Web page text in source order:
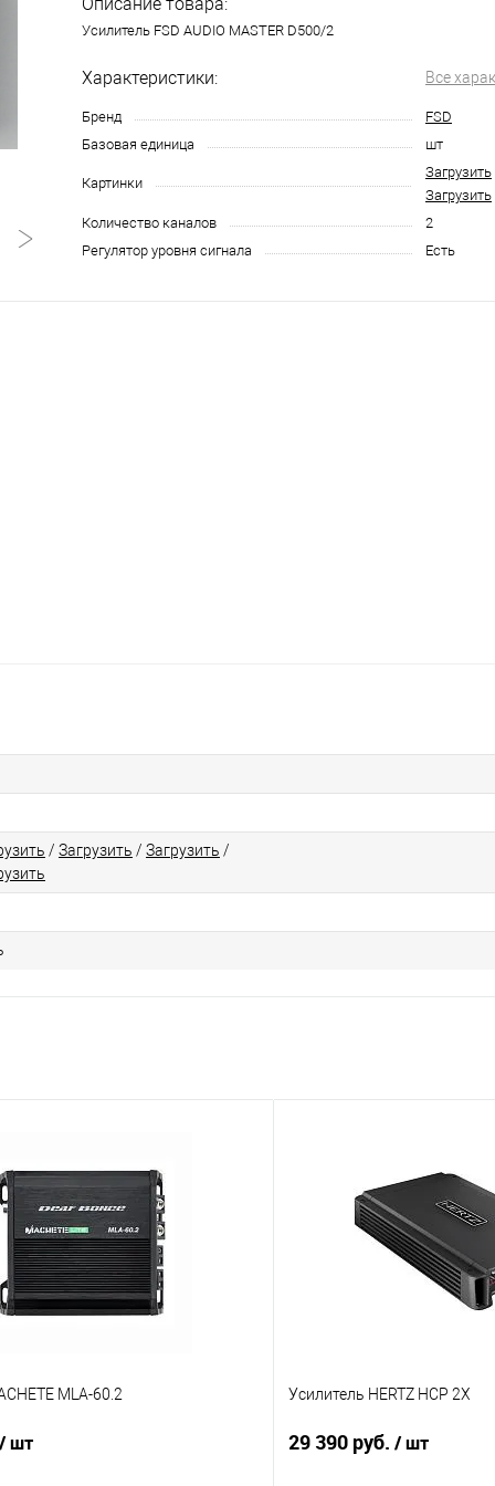
Усилитель FSD AUDIO MASTER D500/2
Характеристики: Все
Бренд
FSD
Базовая единица
шт
Картинки
Загрузить
Загрузить
Количество каналов
2
Регулятор уровня сигнала
Есть
/ Загрузить / Загрузить /
MLA-60.2
/ шт
Усилитель HERTZ HCP 2X
29 390 руб. / шт